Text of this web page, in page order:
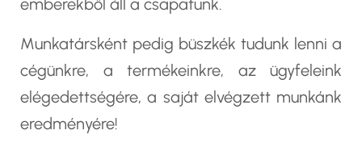
emberekből áll a csapatunk.
Munkatársként pedig büszkék tudunk lenni a
cégünkre, a termékeinkre, az ügyfeleink
elégedettségére, a saját elvégzett munkánk
eredményére!